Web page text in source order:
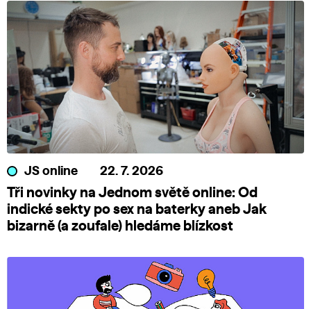
JS online 22. 7. 2026
Tři novinky na Jednom světě online: Od
indické sekty po sex na baterky aneb Jak
bizarně (a zoufale) hledáme blízkost